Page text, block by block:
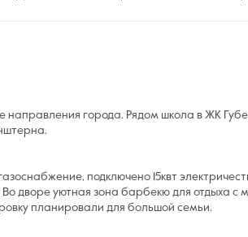
направления города. Рядом школа в ЖК
подключено 15квт
дворе уютная зона барбекю для отдыха с
планировали для большой семьи.